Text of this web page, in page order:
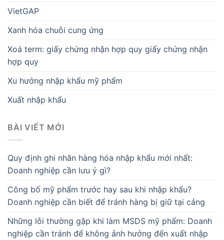
VietGAP
Xanh hóa chuỗi cung ứng
Xoá term: giấy chứng nhận hợp quy giấy chứng nhận
hợp quy
Xu hướng nhập khẩu mỹ phẩm
Xuất nhập khẩu
BÀI VIẾT MỚI
Quy định ghi nhãn hàng hóa nhập khẩu mới nhất:
Doanh nghiệp cần lưu ý gì?
Công bố mỹ phẩm trước hay sau khi nhập khẩu?
Doanh nghiệp cần biết để tránh hàng bị giữ tại cảng
Những lỗi thường gặp khi làm MSDS mỹ phẩm: Doanh
nghiệp cần tránh để không ảnh hưởng đến xuất nhập